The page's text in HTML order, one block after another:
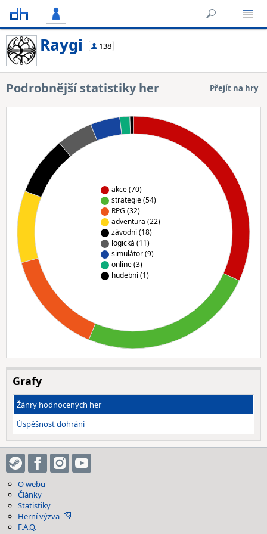
Raygi 138
Podrobnější statistiky her Přejít na hry
akce (70)
strategie (54)
RPG (32)
adventura (22)
závodní (18)
logická (11)
simulátor (9)
online (3)
hudební (1)
Grafy
Žánry hodnocených her
Úspěšnost dohrání
O webu
Články
Statistiky
Herní výzva
F.A.Q.